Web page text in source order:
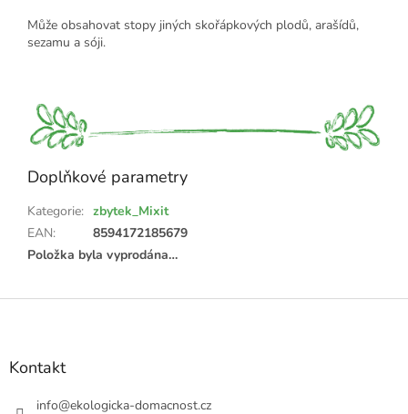
Může obsahovat stopy jiných skořápkových plodů, arašídů,
sezamu a sóji.
Doplňkové parametry
Kategorie: zbytek_Mixit
EAN:
8594172185679
Položka byla vyprodána…
Z
Kontakt
info@ekologicka-domacnost.cz